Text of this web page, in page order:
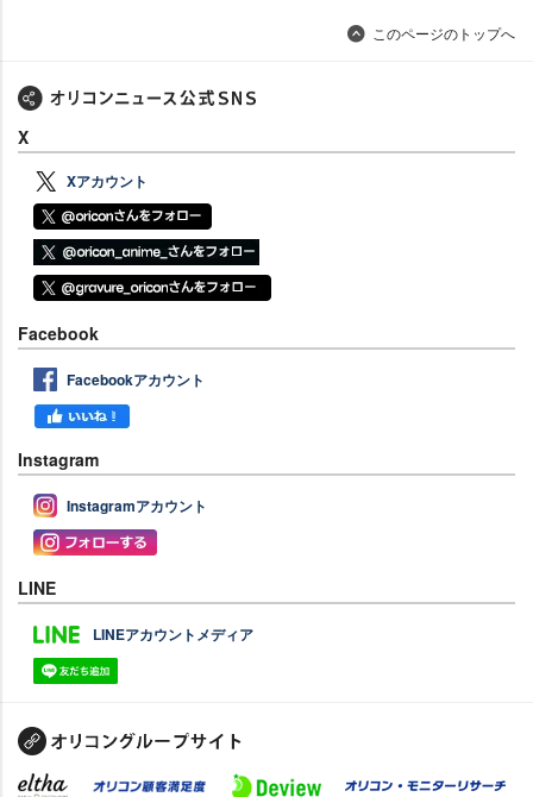
このページのトップへ
X
Xアカウント
Facebook
Facebookアカウント
Instagram
Instagramアカウント
LINE
LINEアカウントメディア